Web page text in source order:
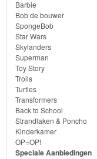
Hello
Kitty
Blaze
Looney
tunes
Minions
Barbie
Bob de bouwer
SpongeBob
Star Wars
Skylanders
Superman
Toy Story
Trolls
Turtles
Transformers
Back to School
Strandlaken & Poncho
Kinderkamer
OP=OP!
Speciale Aanbiedingen